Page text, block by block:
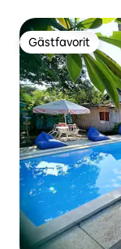
Gästfavorit
Gästfavorit